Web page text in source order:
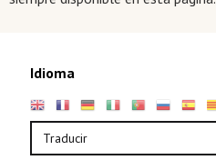
Idioma